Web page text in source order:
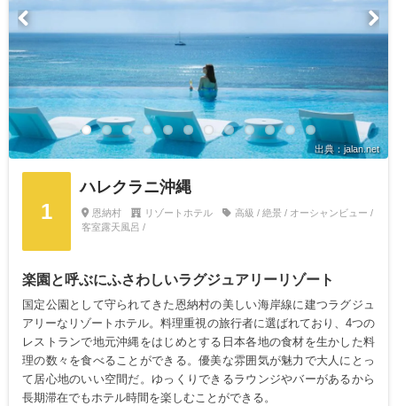
出典：jalan.net
1
ハレクラニ沖縄
恩納村 リゾートホテル
高級 / 絶景 / オーシャンビュー /
客室露天風呂 /
楽園と呼ぶにふさわしいラグジュアリーリゾート
国定公園として守られてきた恩納村の美しい海岸線に建つラグジュ
アリーなリゾートホテル。料理重視の旅行者に選ばれており、4つの
レストランで地元沖縄をはじめとする日本各地の食材を生かした料
理の数々を食べることができる。優美な雰囲気が魅力で大人にとっ
て居心地のいい空間だ。ゆっくりできるラウンジやバーがあるから
長期滞在でもホテル時間を楽しむことができる。